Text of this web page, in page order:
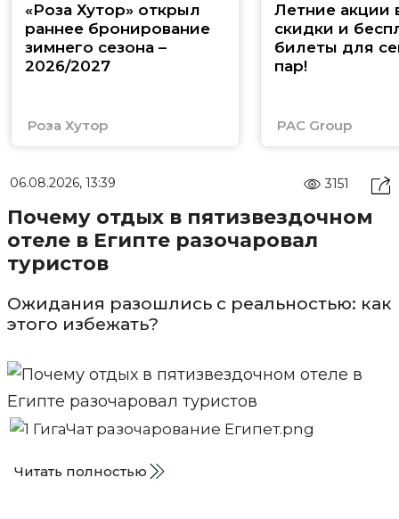
«Роза Хутор» открыл
раннее бронирование
зимнего сезона –
2026/2027
Роза Хутор
Летние акции
скидки и
билеты для
пар!
PAC Group
06.08.2026, 13:39 3151
Почему отдых в пятизвездочном
отеле в Египте разочаровал
туристов
Ожидания разошлись с реальностью: как
этого избежать?
Читать полностью